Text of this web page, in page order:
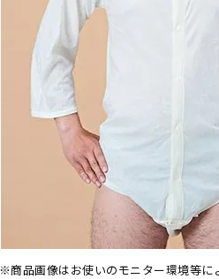
※商品画像はお使いのモニター環境等に